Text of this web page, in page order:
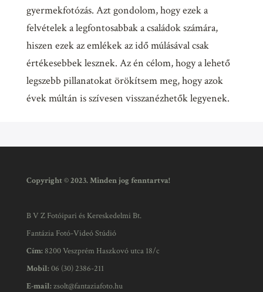
gyermekfotózás. Azt gondolom, hogy ezek a
felvételek a legfontosabbak a családok számára,
hiszen ezek az emlékek az idő múlásával csak
értékesebbek lesznek. Az én célom, hogy a lehető
legszebb pillanatokat örökítsem meg, hogy azok
évek múltán is szívesen visszanézhetők legyenek.
Copyright © 2023. Minden jog fenntartva!
B V Z Fotóipari és Kereskedelmi Bt.
Fantázia Fotó-Videó Stúdió
Cím:8200 Veszprém Haszkovó utca 18/c
Mobil:06 (30) 2386-211
E-mail:zsolt@fantaziafoto.hu